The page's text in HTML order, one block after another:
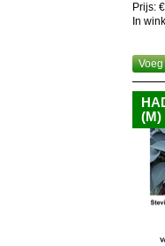
Prijs:
In
(M)